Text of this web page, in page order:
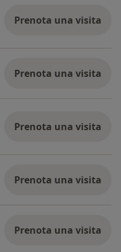
Prenota una visita
Prenota una visita
Prenota una visita
Prenota una visita
Prenota una visita